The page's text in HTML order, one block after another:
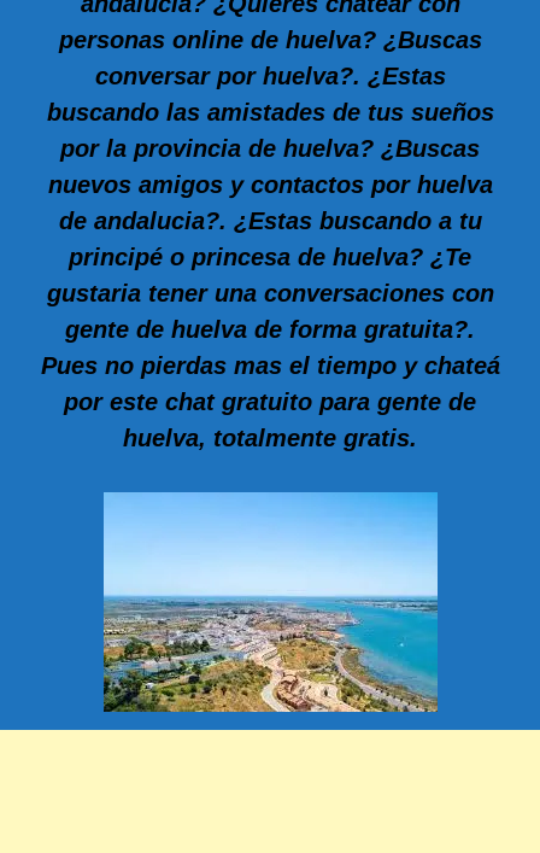
personas online de huelva? ¿Buscas
conversar por huelva?. ¿Estas
buscando las amistades de tus sueños
por la provincia de huelva? ¿Buscas
nuevos amigos y contactos por huelva
de andalucia?. ¿Estas buscando a tu
principé o princesa de huelva? ¿Te
gustaria tener una conversaciones con
gente de huelva de forma gratuita?.
Pues no pierdas mas el tiempo y chateá
por este chat gratuito para gente de
huelva, totalmente gratis.